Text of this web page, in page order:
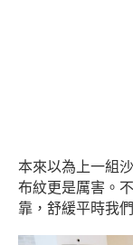
本來以為上一組
布紋更是厲害。
靠，舒緩平時我